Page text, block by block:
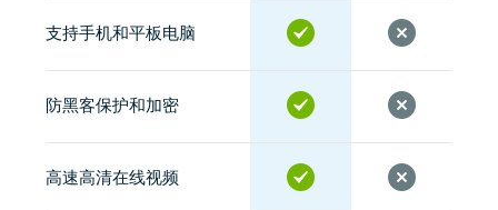
支持手机和平板电脑
防黑客保护和加密
高速高清在线视频